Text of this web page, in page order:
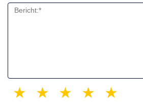
4 stars
3 stars
2 stars
1 star